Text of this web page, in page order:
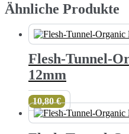
Ähnliche Produkte
Flesh-Tunnel-
12mm
10,80€